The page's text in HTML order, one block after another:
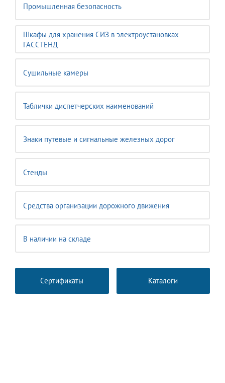
Промышленная безопасность
Шкафы для хранения СИЗ в электроустановках
ГАССТЕНД
Сушильные камеры
Таблички диспетчерских наименований
Знаки путевые и сигнальные железных дорог
Стенды
Средства организации дорожного движения
В наличии на складе
Сертификаты Каталоги